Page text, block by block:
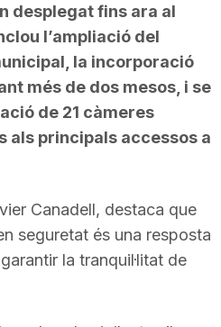
desplegat fins ara al
l’ampliació del
la incorporació
més de dos mesos, i se
de 21 càmeres
als principals accessos a
Canadell, destaca que
seguretat és una resposta
la tranquil·litat de